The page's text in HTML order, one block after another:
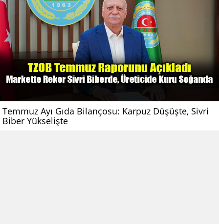
Temmuz Ayı Gıda Bilançosu: Karpuz Düşüşte, Sivri
Biber Yükselişte